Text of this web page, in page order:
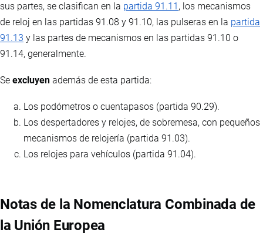
sus partes, se clasifican en la partida 91.11 , los mecanismos
de reloj en las partidas 91.08 y 91.10, las pulseras en la partida
91.13 y las partes de mecanismos en las partidas 91.10 o
91.14, generalmente.
Se excluyen además de esta partida:
Los podómetros o cuentapasos (partida 90.29).
Los despertadores y relojes, de sobremesa, con pequeños
mecanismos de relojería (partida 91.03).
Los relojes para vehículos (partida 91.04).
Notas de la Nomenclatura Combinada de
la Unión Europea